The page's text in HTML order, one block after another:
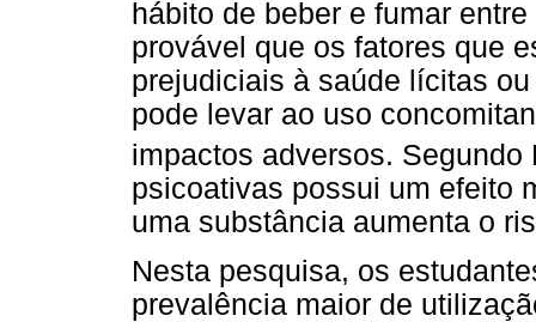
hábito de beber e fumar
provável que os fatores que
prejudiciais à saúde lícitas
pode levar ao uso
impactos adversos. Segundo
psicoativas possui um efeito
uma substância aumenta o
Nesta pesquisa, os
prevalência maior de